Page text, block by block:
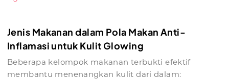
Jenis Makanan dalam Pola Makan Anti-
Inflamasi untuk Kulit Glowing
Beberapa kelompok makanan terbukti efektif
membantu menenangkan kulit dari dalam: